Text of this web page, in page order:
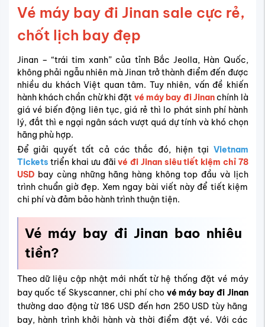
Vé máy bay đi Jinan sale cực rẻ,
chốt lịch bay đẹp
Jinan – “trái tim xanh” của tỉnh Bắc Jeolla, Hàn Quốc,
không phải ngẫu nhiên mà Jinan trở thành điểm đến được
nhiều du khách Việt quan tâm. Tuy nhiên, vấn đề khiến
hành khách chần chừ khi đặt vé máy bay đi Jinanchính là
giá vé biến động liên tục, giá rẻ thì lo phát sinh phí hành
lý, đắt thì e ngại ngân sách vượt quá dự tính và khó chọn
hãng phù hợp.
Để giải quyết tất cả các thắc đó, hiện tại Vietnam
Tickets triển khai ưu đãivé đi Jinan siêu tiết kiệm chỉ 78
USD bay cùng những hãng hàng không top đầu và lịch
trình chuẩn giờ đẹp. Xem ngay bài viết này để tiết kiệm
chi phí và đảm bảo hành trình thuận tiện.
Vé máy bay đi Jinan bao nhiêu
tiền?
Theo dữ liệu cập nhật mới nhất từ hệ thống đặt vé máy
bay quốc tế Skyscanner, chi phí cho vé máy bay đi Jinan
thường dao động từ 186 USD đến hơn 250 USD tùy hãng
bay, hành trình khởi hành và thời điểm đặt vé. Với các